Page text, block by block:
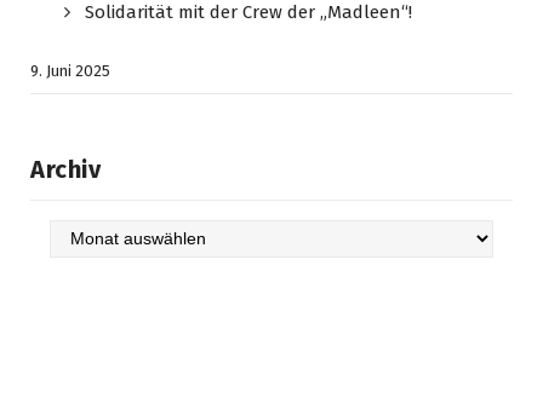
Solidarität mit der Crew der „Madleen“!
9. Juni 2025
Archiv
Archiv